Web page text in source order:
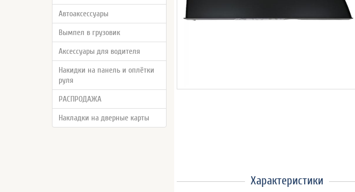
Автоаксессуары
Вымпел в грузовик
Аксессуары для водителя
Накидки на панель и оплётки
руля
РАСПРОДАЖА
Накладки на дверные карты
Характеристики